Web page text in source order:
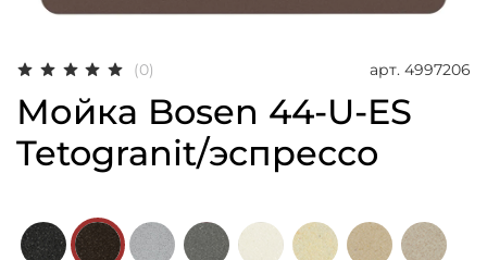
(0) арт. 4997206
Мойка Bosen 44-U-ES
Tetogranit/эспрессо